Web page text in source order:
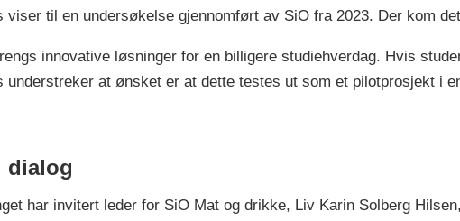
viser til en undersøkelse gjennomført av SiO fra 2023. Der kom
innovative løsninger for en billigere studiehverdag. Hvis
understreker at ønsket er at dette testes ut som et pilotprosjekt i
dialog
har invitert leder for SiO Mat og drikke, Liv Karin Solberg